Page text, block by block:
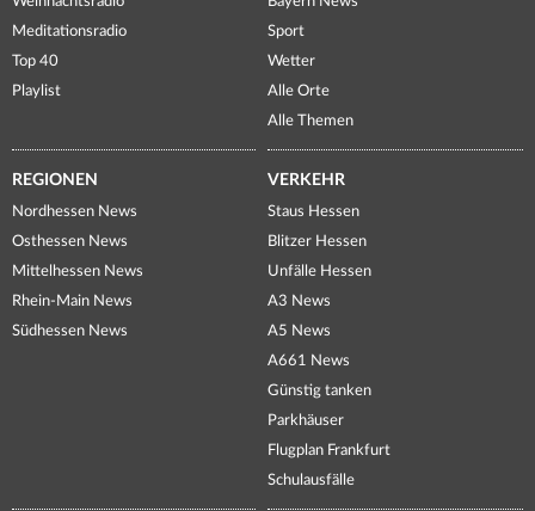
Meditationsradio
Top 40
Playlist
Sport
Wetter
Alle Orte
Alle Themen
REGIONEN
Nordhessen News
Osthessen News
Mittelhessen News
Rhein-Main News
Südhessen News
VERKEHR
Staus Hessen
Blitzer Hessen
Unfälle Hessen
A3 News
A5 News
A661 News
Günstig tanken
Parkhäuser
Flugplan Frankfurt
Schulausfälle